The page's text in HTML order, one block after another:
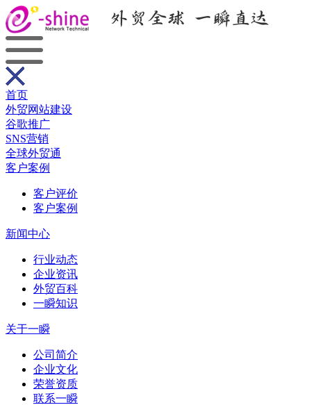
首页
外贸网站建设
谷歌推广
SNS营销
全球外贸通
客户案例
客户评价
客户案例
新闻中心
行业动态
企业资讯
外贸百科
一瞬知识
关于一瞬
公司简介
企业文化
荣誉资质
联系一瞬